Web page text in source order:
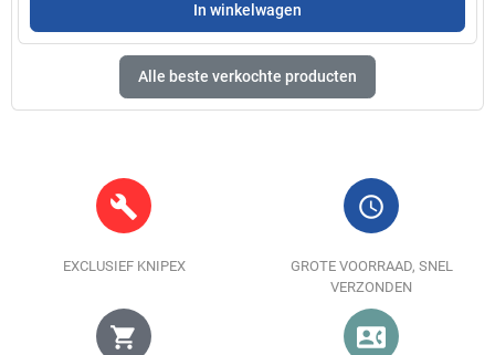
In winkelwagen
Alle beste verkochte producten
build
EXCLUSIEF KNIPEX
query_builder
GROTE VOORRAAD, SNEL
VERZONDEN
shopping_cart contact_phone